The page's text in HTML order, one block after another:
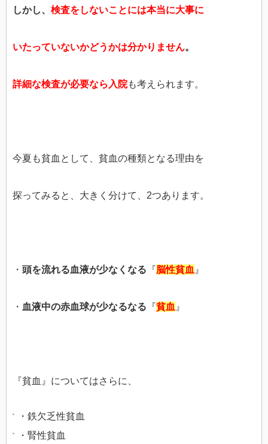
しかし、 検査をしないことには本当に大事に
いたっていないかどうかは分かりません。
詳細な検査が必要なら入院も考えられます。
今夏も貧血として、貧血の種類となる理由を
探ってみると、大きく分けて、2つあります。
・ 頭を流れる血液が少なくなる 『脳性貧血 』
・ 血液中の赤血球が少なるなる 『貧血 』
『貧血』についてはさらに、
・鉄欠乏性貧血
・腎性貧血